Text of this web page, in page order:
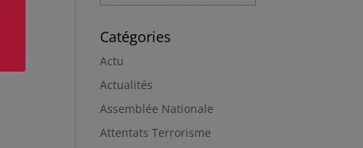
Catégories
Actu
Actualités
Assemblée Nationale
Attentats Terrorisme